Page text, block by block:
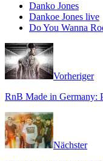
Danko Jones
Dankoe Jones live
Do You Wanna
Vorheriger
RnB Made in Germany:
Nächster